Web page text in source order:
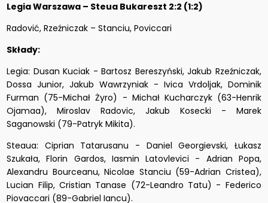
Legia Warszawa – Steua Bukareszt 2:2 (1:2)
Radović, Rzeźniczak – Stanciu, Poviccari
Składy:
Legia: Dusan Kuciak - Bartosz Bereszyński, Jakub Rzeźniczak,
Dossa Junior, Jakub Wawrzyniak - Ivica Vrdoljak, Dominik
Furman (75-Michał Żyro) - Michał Kucharczyk (63-Henrik
Ojamaa), Miroslav Radovic, Jakub Kosecki - Marek
Saganowski (79-Patryk Mikita).
Steaua: Ciprian Tatarusanu - Daniel Georgievski, Łukasz
Szukała, Florin Gardos, Iasmin Latovlevici - Adrian Popa,
Alexandru Bourceanu, Nicolae Stanciu (59-Adrian Cristea),
Lucian Filip, Cristian Tanase (72-Leandro Tatu) - Federico
Piovaccari (89-Gabriel Iancu).